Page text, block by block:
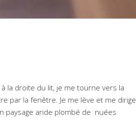
la droite du lit, je me tourne vers la
par la fenêtre. Je me lève et me dirige
paysage aride plombé de nuées